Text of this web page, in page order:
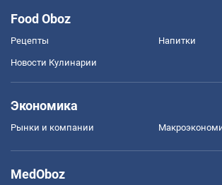
Food Oboz
Рецепты Напитки
Новости Кулинарии
Экономика
Рынки и компании
MedOboz